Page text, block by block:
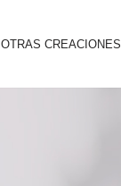
OTRAS CREACIONES